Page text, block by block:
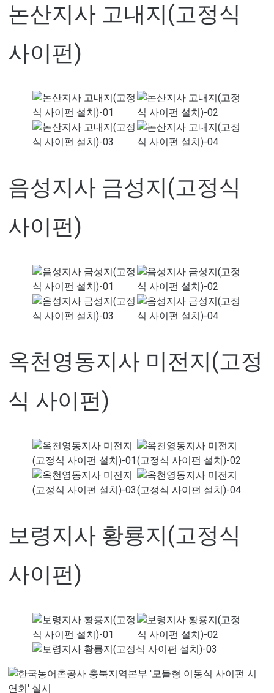
논산지사 고내지(고정식
사이펀)
음성지사 금성지(고정식
사이펀)
옥천영동지사 미전지(고정
식 사이펀)
보령지사 황룡지(고정식
사이펀)